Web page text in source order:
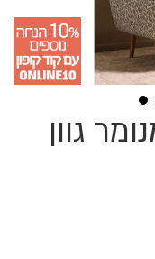
גוון